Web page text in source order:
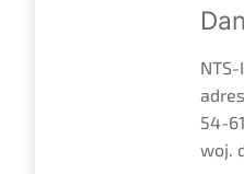
54-
woj.